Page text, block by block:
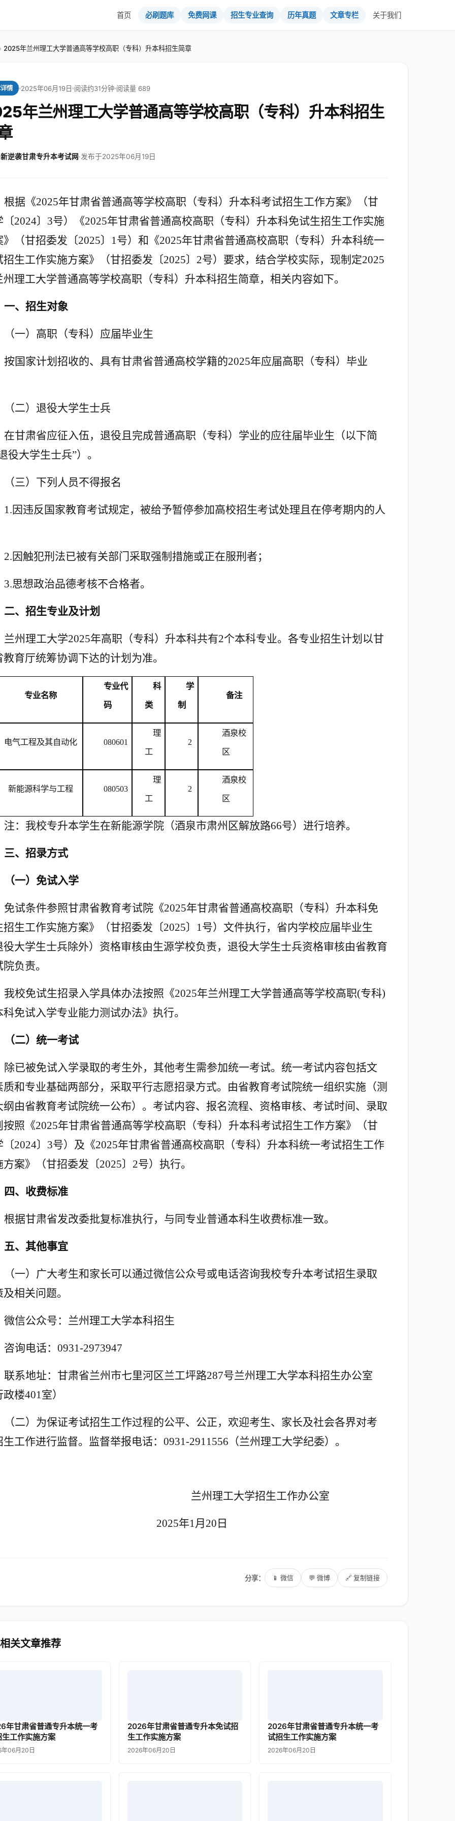
首页 必刷题库 免费网课 招生专业查询 历年真题 文章专栏 关于我们
2025年兰州理工大学普通高等学校高职（专科）升本科招生简章
情 2025年06月19日 阅读约31分钟 阅读量 689
年兰州理工大学普通高等学校高职（专科）升本科招生
新逆袭甘肃专升本考试网·发布于2025年06月19日
根据《2025年甘肃省普通高等学校高职（专科）升本科考试招生工作方案》（甘
〔2024〕 3号）《2025年甘肃省普通高校高职（专科）升本科免试生招生工作实施
》（甘招委发〔2025〕 1号）和《2025年甘肃省普通高校高职（专科）升本科统一
招生工作实施方案》（甘招委发〔2025〕 2号）要求，结合学校实际，现制定2025
州理工大学普通高等学校高职（专科）升本科招生简章，相关内容如下。
一、招生对象
（一）高职（专科）应届毕业生
按国家计划招收的、具有甘肃省普通高校学籍的2025年应届高职（专科）毕业
（二）退役大学生士兵
在甘肃省应征入伍，退役且完成普通高职（专科）学业的应往届毕业生（以下简
役大学生士兵”）。
（三）下列人员不得报名
1.因违反国家教育考试规定，被给予暂停参加高校招生考试处理且在停考期内的人
2.因触犯刑法已被有关部门采取强制措施或正在服刑者；
3.思想政治品德考核不合格者。
二、招生专业及计划
兰州理工大学2025年高职（专科）升本科共有2个本科专业。各专业招生计划以甘
教育厅统筹协调下达的计划为准。
专业名称
专业代
码
科
类
学
制
备注
电气工程及其自动化 080601
理
工
2
酒泉校
区
新能源科学与工程 080503
理
工
2
酒泉校
区
注：我校专升本学生在新能源学院（酒泉市肃州区解放路66号）进行培养。
三、招录方式
（一）免试入学
免试条件参照甘肃省教育考试院《2025年甘肃省普通高校高职（专科）升本科免
招生工作实施方案》（甘招委发〔2025〕 1号）文件执行，省内学校应届毕业生
役大学生士兵除外）资格审核由生源学校负责，退役大学生士兵资格审核由省教育
负责。
我校免试生招录入学具体办法按照《2025年兰州理工大学普通高等学校高职(专科)
科免试入学专业能力测试办法》执行。
（二）统一考试
除已被免试入学录取的考生外，其他考生需参加统一考试。统一考试内容包括文
质和专业基础两部分，采取平行志愿招录方式。由省教育考试院统一组织实施（测
纲由省教育考试院统一公布）。考试内容、报名流程、资格审核、考试时间、录取
按照《2025年甘肃省普通高等学校高职（专科）升本科考试招生工作方案》（甘
〔2024〕 3号）及《2025年甘肃省普通高校高职（专科）升本科统一考试招生工作
方案》（甘招委发〔2025〕 2号）执行。
四、收费标准
根据甘肃省发改委批复标准执行，与同专业普通本科生收费标准一致。
五、其他事宜
（一）广大考生和家长可以通过微信公众号或电话咨询我校专升本考试招生录取
相关问题。
微信公众号：兰州理工大学本科招生
咨询电话： 0931-2973947
联系地址：甘肃省兰州市七里河区兰工坪路287号兰州理工大学本科招生办公室
政楼401室）
（二）为保证考试招生工作过程的公平、公正，欢迎考生、家长及社会各界对考
生工作进行监督。监督举报电话： 0931-2911556 （兰州理工大学纪委）。
兰州理工大学招生工作办公室
2025年1月 20 日
分享： 📱 微信 💬 微博 🔗 复制链接
关文章推荐
年甘肃省普通专升本统一考
生工作实施方案
06月20日
2026年甘肃省普通专升本免试招
生工作实施方案
2026年06月20日
2026年甘肃省普通专升本统一考
试招生工作实施方案
2026年06月20日